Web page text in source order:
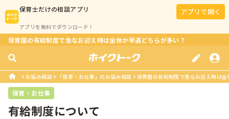
保育士だけの相談アプリ
アプリを無料でダウンロード！
アプリで開く
保育園の有給制度で急なお迎え時は全休か早退どちらが多い？
お悩み相談 「保育・お仕事」のお悩み相談 保育園の有給制度で急なお迎え時は
保育・お仕事
有給制度について